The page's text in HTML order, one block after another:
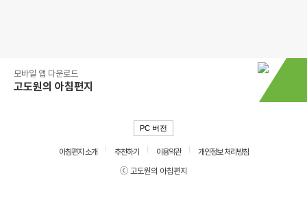
모바일 앱 다운로드
고도원의 아침편지
PC 버전
아침편지 소개 추천하기 이용약관
개인정보 처리방침
ⓒ 고도원의 아침편지